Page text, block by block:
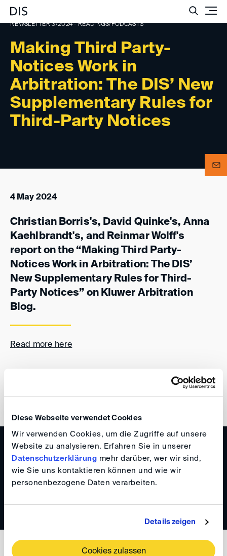
Diese Webseite verwendet Cookies
Wir verwenden Cookies, um die Zugriffe auf unsere
Website zu analysieren. Erfahren Sie in unserer
Datenschutzerklärung mehr darüber, wer wir sind,
wie Sie uns kontaktieren können und wie wir
personenbezogene Daten verarbeiten.
Details zeigen
Cookies zulassen
Making Third Party-
Notices Work in
Arbitration: The DIS’ New
Supplementary Rules for
Third-Party Notices
NEWSLETTER 3/2024 - READINGS/PODCASTS
4 May 2024
Christian Borris's, David Quinke's, Anna
Kaehlbrandt's, and Reinmar Wolff's
report on the “Making Third Party-
Notices Work in Arbitration: The DIS’
New Supplementary Rules for Third-
Party Notices” on Kluwer Arbitration
Blog.
Read more here
back
WISSEN
DIS Newsletter 02/2024
WISSEN